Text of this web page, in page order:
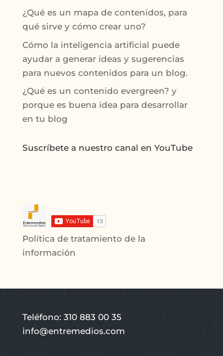
¿Qué es un mapa de contenidos, para
qué sirve y cómo crear uno?
Cómo la inteligencia artificial puede
ayudar a generar ideas y sugerencias
para nuevos contenidos para un blog.
¿Qué es un contenido evergreen? y
porque es buena idea para desarrollar
en tu blog
Suscríbete a nuestro canal en YouTube
Política de tratamiento de la
información
Teléfono: 310 883 00 35
info@entremedios.com